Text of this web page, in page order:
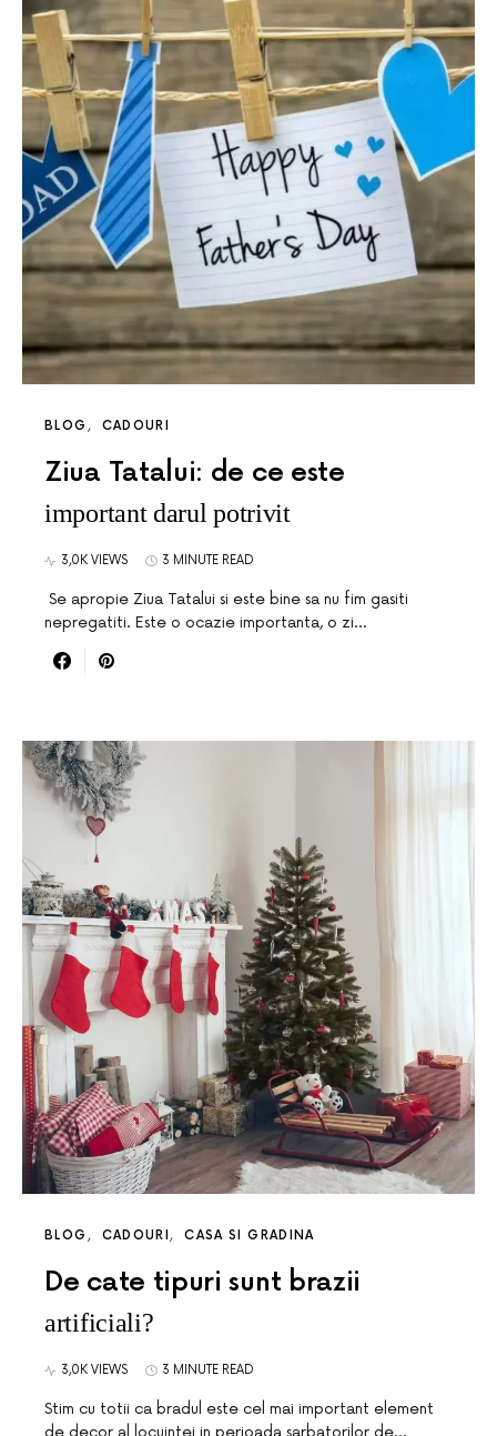
BLOG CADOURI
Ziua Tatalui: de ce este
important darul potrivit
3,0K VIEWS 3 MINUTE READ
Se apropie Ziua Tatalui si este bine sa nu fim gasiti
nepregatiti. Este o ocazie importanta, o zi…
BLOG CADOURI CASA SI GRADINA
De cate tipuri sunt brazii
artificiali?
3,0K VIEWS 3 MINUTE READ
Stim cu totii ca bradul este cel mai important element